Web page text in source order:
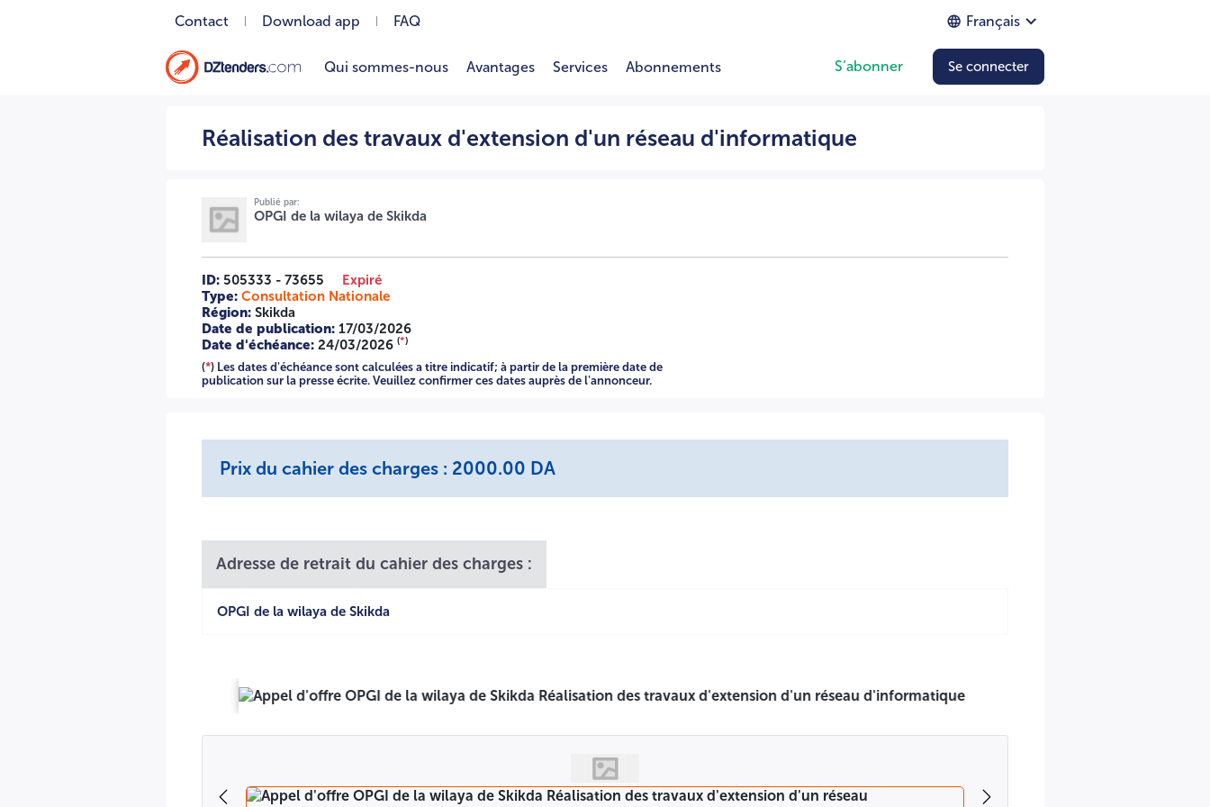
Contact Download app FAQ Français
Qui sommes-nous Avantages Services Abonnements S’abonner Se connecter
Réalisation des travaux d'extension d'un réseau d'informatique
Publié par:
OPGI de la wilaya de Skikda
ID: 505333 - 73655
Expiré
Type: Consultation Nationale
Région: Skikda
Date de publication: 17/03/2026
Date d'échéance: 24/03/2026 (*)
(*) Les dates d'échéance sont calculées a titre indicatif; à partir de la première date de
publication sur la presse écrite. Veuillez confirmer ces dates auprès de l'annonceur.
Prix du cahier des charges : 2000.00 DA
Adresse de retrait du cahier des charges :
OPGI de la wilaya de Skikda